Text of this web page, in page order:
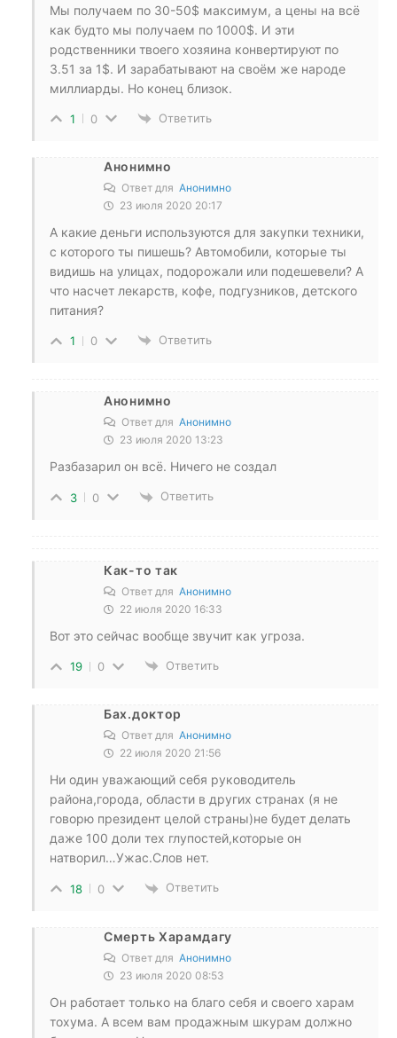
Мы получаем по 30-50$ максимум, а цены на всё
как будто мы получаем по 1000$. И эти
родственники твоего хозяина конвертируют по
3.51 за 1$. И зарабатывают на своём же народе
миллиарды. Но конец близок.
1 0 Ответить
Анонимно
Ответ для Анонимно
23 июля 2020 20:17
А какие деньги используются для закупки техники,
с которого ты пишешь? Автомобили, которые ты
видишь на улицах, подорожали или подешевели? А
что насчет лекарств, кофе, подгузников, детского
питания?
1 0 Ответить
Анонимно
Ответ для Анонимно
23 июля 2020 13:23
Разбазарил он всё. Ничего не создал
3 0 Ответить
Как-то так
Ответ для Анонимно
22 июля 2020 16:33
Вот это сейчас вообще звучит как угроза.
19 0 Ответить
Бах.доктор
Ответ для Анонимно
22 июля 2020 21:56
Ни один уважающий себя руководитель
района,города, области в других странах (я не
говорю президент целой страны)не будет делать
даже 100 доли тех глупостей,которые он
натворил…Ужас.Слов нет.
18 0 Ответить
Смерть Харамдагу
Ответ для Анонимно
23 июля 2020 08:53
Он работает только на благо себя и своего харам
тохума. А всем вам продажным шкурам должно